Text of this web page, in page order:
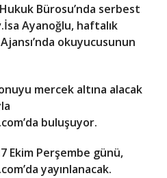
Bürosu’nda serbest
Ayanoğlu, haftalık
okuyucusunun
mercek altına alacak
buluşuyor.
Ekim Perşembe günü,
yayınlanacak.